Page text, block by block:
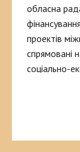
обласна
проектів
спрямовані
соціально-